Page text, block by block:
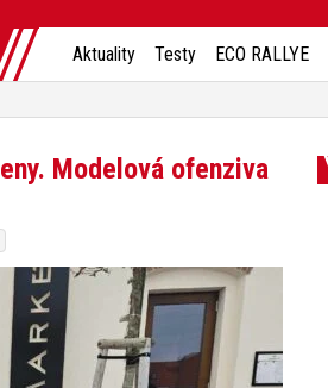
Aktuality Testy ECO RALLYE
Modelová ofenziva